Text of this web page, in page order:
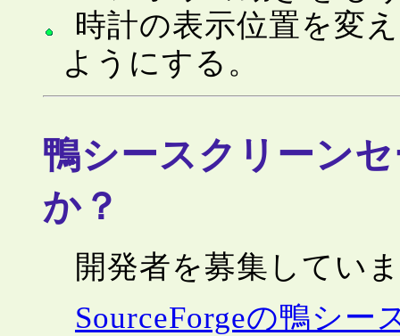
時計の表示位置を変
ようにする。
鴨シースクリーン
か？
開発者を募集してい
SourceForgeの鴨シー